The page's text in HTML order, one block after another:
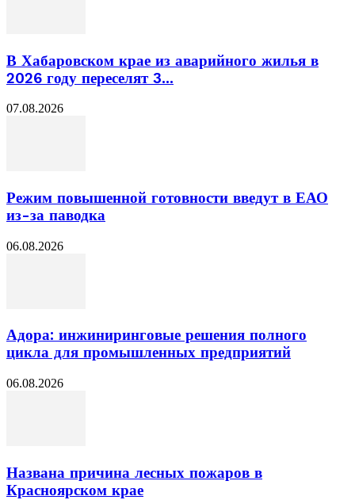
В Хабаровском крае из аварийного жилья в
2026 году переселят 3...
07.08.2026
Режим повышенной готовности введут в ЕАО
из-за паводка
06.08.2026
Адора: инжиниринговые решения полного
цикла для промышленных предприятий
06.08.2026
Названа причина лесных пожаров в
Красноярском крае